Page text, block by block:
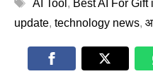
AI Tool , Best AI For Gift
update, technology news,